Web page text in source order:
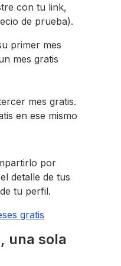
con tu link,
de prueba).
primer mes
mes gratis
mes gratis.
en ese mismo
por
detalle de tus
tu perfil.
gratis
una sola